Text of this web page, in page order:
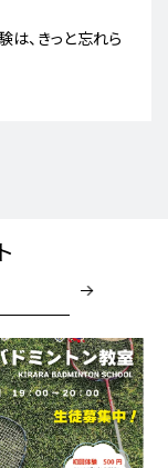
、きっと忘れら